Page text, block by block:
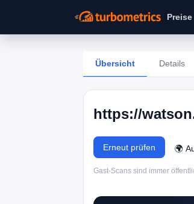
Preise
Übersicht Details
https://
Erneut prüfen
Gast-Scans sind immer